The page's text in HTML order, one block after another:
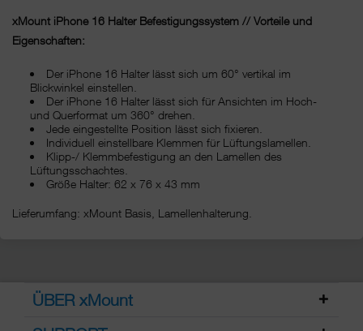
xMount iPhone 16 Halter Befestigungssystem // Vorteile und
Eigenschaften:
Der iPhone 16 Halter lässt sich um 60° vertikal im
Blickwinkel einstellen.
Der iPhone 16 Halter lässt sich für Ansichten im Hoch-
und Querformat um 360° drehen.
Jede eingestellte Position lässt sich fixieren.
Individuell einstellbare Klemmen für Lüftungslamellen.
Klipp-/ Klemmbefestigung an den Lamellen des
Lüftungsschachtes.
Größe Halter: 62 x 76 x 43 mm
Lieferumfang: xMount Basis, Lamellenhalterung.
ÜBER xMount